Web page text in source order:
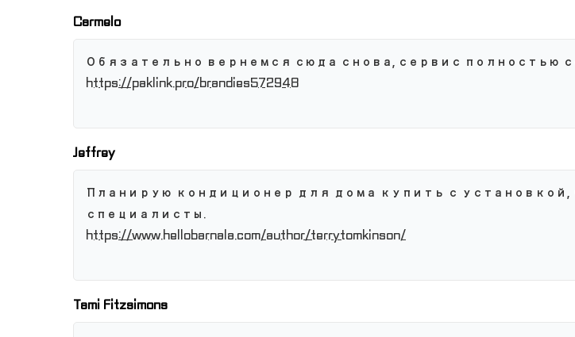
Carmelo
Обязательно вернемся сюда снова, сервис полностью
https://paklink.pro/brandies572948
Jeffrey
Планирую кондиционер для дома купить с
специалисты.
https://www.hellobarnala.com/author/terrytomkinson/
Tami Fitzsimons